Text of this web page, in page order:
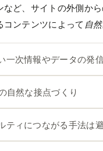
ど、サイトの外側か
コンテンツによって 自
一次情報やデータの発
自然な接点づくり
ティにつながる手法は